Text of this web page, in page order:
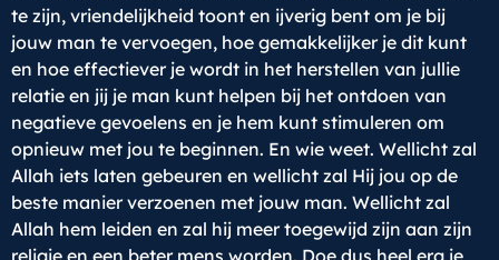
te zijn, vriendelijkheid toont en ijverig bent om je bij
jouw man te vervoegen, hoe gemakkelijker je dit kunt
en hoe effectiever je wordt in het herstellen van jullie
relatie en jij je man kunt helpen bij het ontdoen van
negatieve gevoelens en je hem kunt stimuleren om
opnieuw met jou te beginnen. En wie weet. Wellicht zal
Allah iets laten gebeuren en wellicht zal Hij jou op de
beste manier verzoenen met jouw man. Wellicht zal
Allah hem leiden en zal hij meer toegewijd zijn aan zijn
religie en een beter mens worden. Doe dus heel erg je